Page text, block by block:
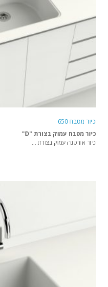
כיור מטבח 650
כיור מטבח עמוק בצורת "D"
כיור אורטגה עמוק בצורת ...